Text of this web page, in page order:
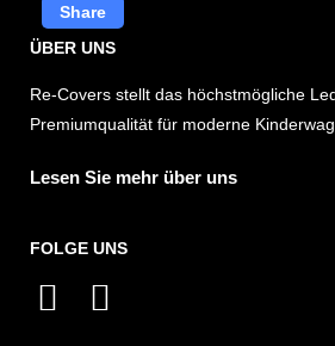
Share
ÜBER UNS
Re-Covers stellt das höchstmögliche
Premiumqualität für moderne
Lesen Sie mehr über uns
FOLGE UNS
I
F